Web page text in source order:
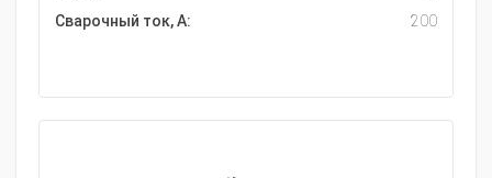
Сварочный ток, А:
200